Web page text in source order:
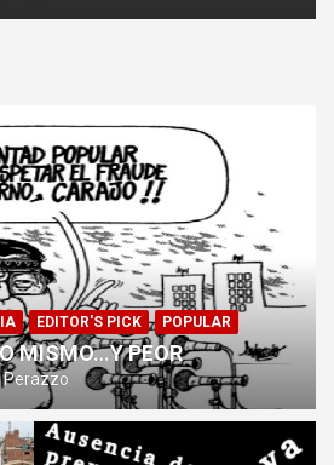
EDITOR'S PICK POPULAR
MISMO…Y PEOR
Perazzo